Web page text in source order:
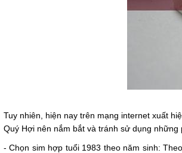
Tuy nhiên, hiện nay trên mạng internet xuất
Quý Hợi nên nắm bắt và tránh sử dụng những
- Chọn sim hợp tuổi 1983 theo năm sinh: